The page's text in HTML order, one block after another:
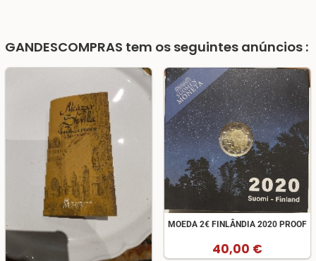
GANDESCOMPRAS tem os seguintes anúncios :
MOEDA 2€ FINLÂNDIA 2020 PROOF
40,00 €